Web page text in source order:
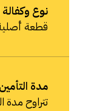
نوع
قطعة
مدة
تتراوح مدة الشحن من 10 إلى 15